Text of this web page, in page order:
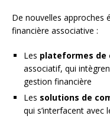
De nouvelles approches
financière associative :
Les plateformes de
associatif, qui
gestion financière
Les solutions de
qui s’interfacent avec